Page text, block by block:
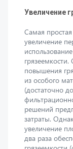
Самая
увеличение
грязеемкости.
повышения
из особого
(достаточно
решений
затраты.
увеличение
два раза
грязеемкости